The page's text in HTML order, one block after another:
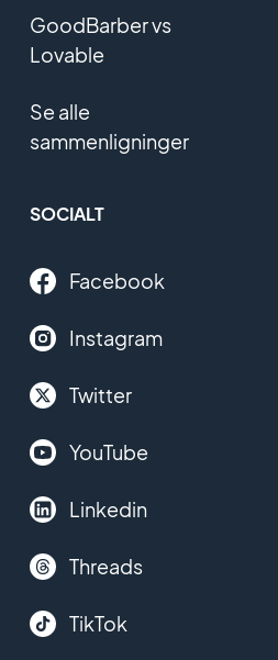
GoodBarber vs
Lovable
Se alle
sammenligninger
SOCIALT
Facebook
Instagram
Twitter
YouTube
Linkedin
Threads
TikTok